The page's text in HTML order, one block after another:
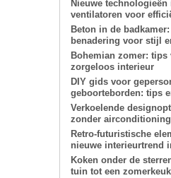
Nieuwe
ventilatoren voor
Beton in de
benadering voor stijl
Bohemian zomer: tips
zorgeloos interieur
DIY gids voor
geboorteborden: tips
Verkoelende
zonder airconditioning
Retro-futuristische
nieuwe interieurtrend
Koken onder de
tuin tot een